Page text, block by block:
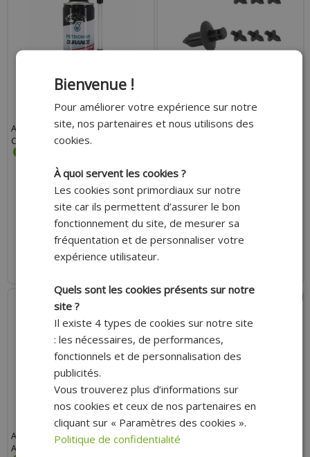
AEROSOL-BOMBE ANTI-
CREVAISON ADAPTABLE (200ML)
13.80 €
AJOUTER AU PANIER
AGRAFE DE CARROSSERIE
3.80 €
AJOUTER AU PANIER
AIDE AU DÉMARRAGE GS27
AÉROSOL 300ML
AIMANT MAGNÉTIQUE
Bienvenue !
Pour améliorer votre expérience sur notre
site, nos partenaires et nous utilisons des
cookies.
À quoi servent les cookies ?
Les cookies sont primordiaux sur notre
site car ils permettent d’assurer le bon
fonctionnement du site, de mesurer sa
fréquentation et de personnaliser votre
expérience utilisateur.
Quels sont les cookies présents sur notre
site ?
Il existe 4 types de cookies sur notre site
: les nécessaires, de performances,
fonctionnels et de personnalisation des
publicités.
Vous trouverez plus d’informations sur
nos cookies et ceux de nos partenaires en
cliquant sur « Paramètres des cookies ».
Politique de confidentialité